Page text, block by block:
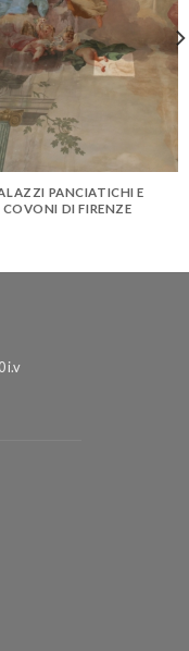
PANCIATICHI E
COVONI DI FIRENZE
i.v